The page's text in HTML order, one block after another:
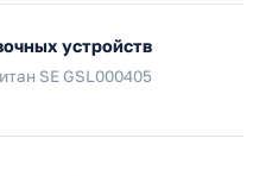
устройств
SE GSL000405